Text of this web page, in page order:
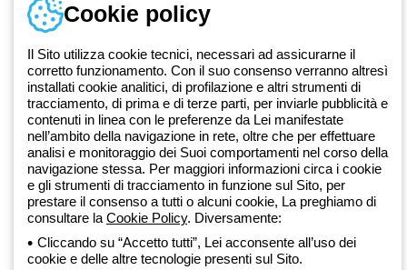
Dal 2025 Beghelli è parte del Gruppo GEWISS, all’interno
dell’ecosistema GEWISS LightZone, dove realizziamo soluzioni di
illuminazione integrate che trasformano la complessità in semplicità,
supportando professionisti e utenti finali nella realizzazione dei loro
bisogni.Scopri di più su GEWISS
Global:IT
Privacy Policy
Cookie policy
Condizioni di vendita
Tutte le policy
Accessibilità
Cookie policy
Il Sito utilizza cookie tecnici, necessari ad assicurarne il
corretto funzionamento. Con il suo consenso verranno altresì
installati cookie analitici, di profilazione e altri strumenti di
tracciamento, di prima e di terze parti, per inviarle pubblicità e
contenuti in linea con le preferenze da Lei manifestate
nell’ambito della navigazione in rete, oltre che per effettuare
analisi e monitoraggio dei Suoi comportamenti nel corso della
navigazione stessa. Per maggiori informazioni circa i cookie
e gli strumenti di tracciamento in funzione sul Sito, per
prestare il consenso a tutti o alcuni cookie, La preghiamo di
consultare la Cookie Policy. Diversamente:
Cliccando su “Accetto tutti”, Lei acconsente all’uso dei
cookie e delle altre tecnologie presenti sul Sito.